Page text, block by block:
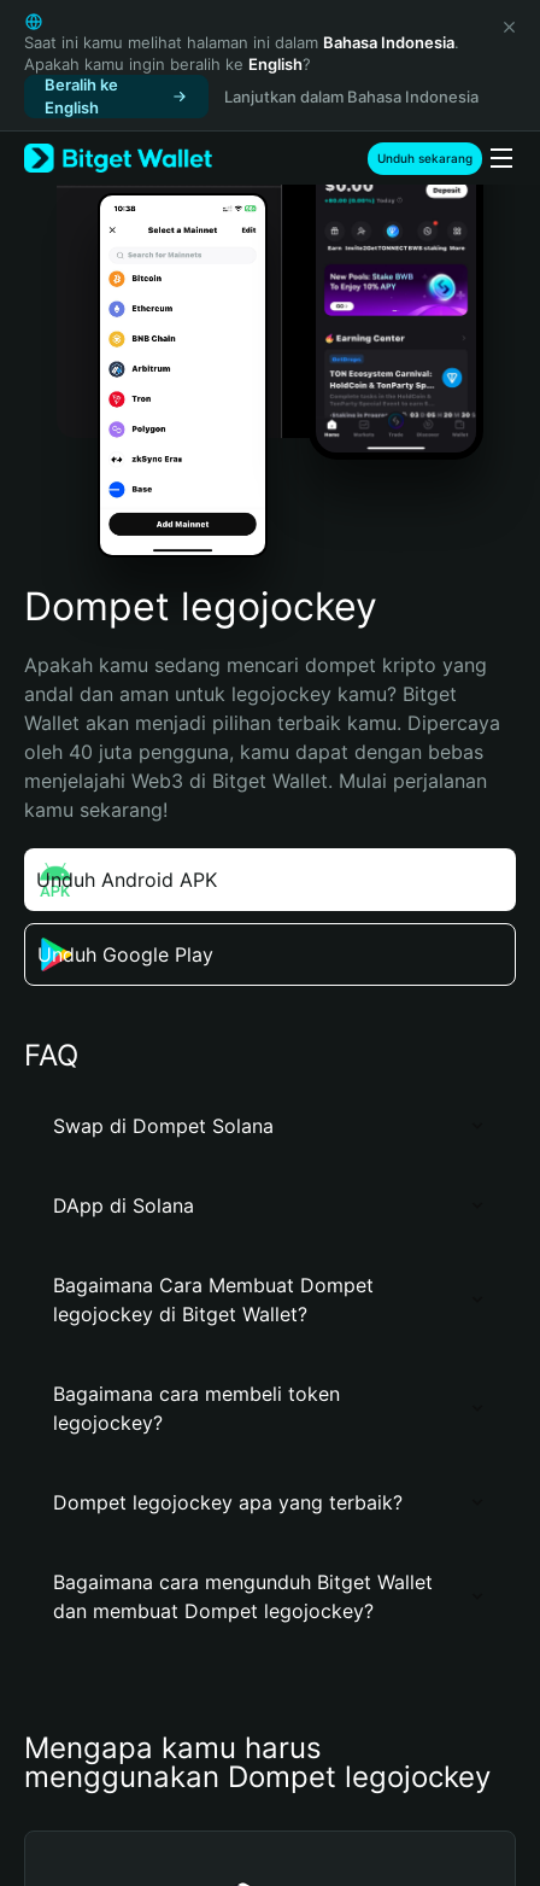
English
日本語
Tiếng Việt
Русский
Español (Latinoamérica)
Türkçe
Italiano
Português (Portugal)
Bahasa Indonesia
Português (Brasil)
Español (Argentina)
Saat ini kamu melihat halaman ini dalam Bahasa Indonesia.
Apakah kamu ingin beralih ke English?
Beralih ke
English
Lanjutkan dalam Bahasa Indonesia
Unduh sekarang
Dompet legojockey
Apakah kamu sedang mencari dompet kripto yang
andal dan aman untuk legojockey kamu? Bitget
Wallet akan menjadi pilihan terbaik kamu. Dipercaya
oleh 40 juta pengguna, kamu dapat dengan bebas
menjelajahi Web3 di Bitget Wallet. Mulai perjalanan
kamu sekarang!
Unduh Android APK
Unduh Google Play
FAQ
Swap di Dompet Solana
DApp di Solana
Bagaimana Cara Membuat Dompet
legojockey di Bitget Wallet?
Bagaimana cara membeli token
legojockey?
Dompet legojockey apa yang terbaik?
Bagaimana cara mengunduh Bitget Wallet
dan membuat Dompet legojockey?
Mengapa kamu harus
menggunakan Dompet legojockey